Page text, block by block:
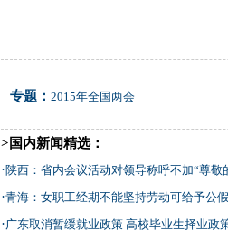
专题： 2015年全国两会
>国内新闻精选：
·陕西：省内会议活动对领导称呼不加“尊敬
·青海：女职工经期不能坚持劳动可给予公
·广东取消暂缓就业政策 高校毕业生择业政